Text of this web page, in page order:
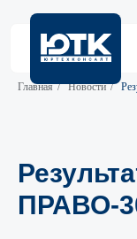
Главная / Новости /
ПРАВО-